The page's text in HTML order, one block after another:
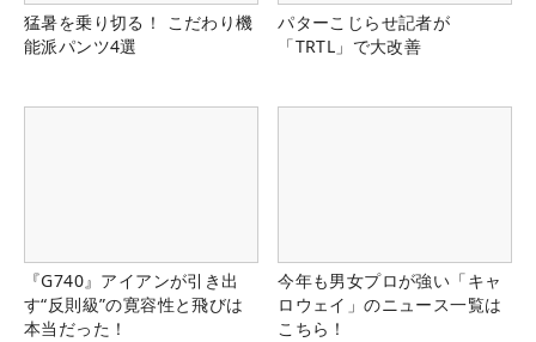
猛暑を乗り切る！ こだわり機
能派パンツ4選
パターこじらせ記者が
「TRTL」で大改善
『G740』アイアンが引き出
す“反則級”の寛容性と飛びは
本当だった！
今年も男女プロが強い「キャ
ロウェイ」のニュース一覧は
こちら！